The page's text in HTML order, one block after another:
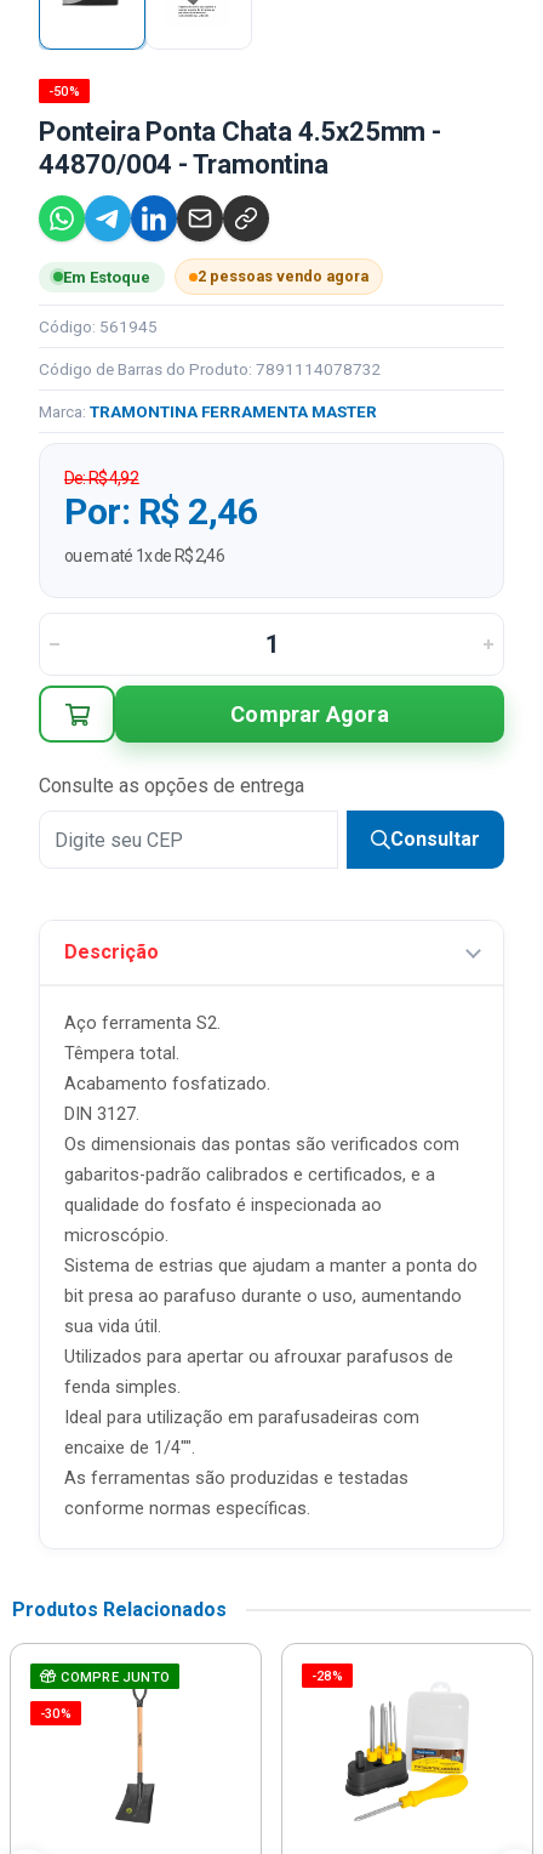
-50%
Ponteira Ponta Chata 4.5x25mm -
44870/004 - Tramontina
Em Estoque 2 pessoas vendo agora
Código: 561945
Código de Barras do Produto: 7891114078732
Marca: TRAMONTINA FERRAMENTA MASTER
De: R$ 4,92
Por: R$ 2,46
ou em até 1x de R$ 2,46
Comprar Agora
Consulte as opções de entrega
Consultar
Descrição
Aço ferramenta S2.
Têmpera total.
Acabamento fosfatizado.
DIN 3127.
Os dimensionais das pontas são verificados com
gabaritos-padrão calibrados e certificados, e a
qualidade do fosfato é inspecionada ao
microscópio.
Sistema de estrias que ajudam a manter a ponta do
bit presa ao parafuso durante o uso, aumentando
sua vida útil.
Utilizados para apertar ou afrouxar parafusos de
fenda simples.
Ideal para utilização em parafusadeiras com
encaixe de 1/4"".
As ferramentas são produzidas e testadas
conforme normas específicas.
Produtos Relacionados
COMPRE JUNTO
-30%
-28%